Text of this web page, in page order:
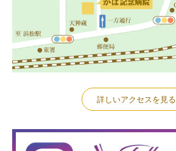
詳しいアクセスを見る